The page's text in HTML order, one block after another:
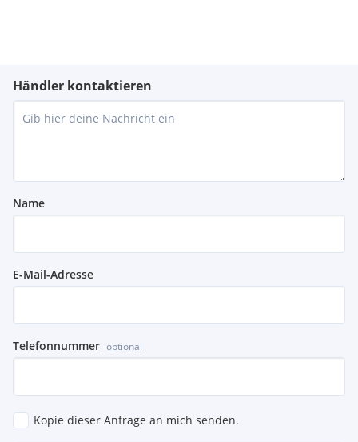
Händler kontaktieren
Name
E-Mail-Adresse
Telefonnummer optional
Kopie dieser Anfrage an mich senden.